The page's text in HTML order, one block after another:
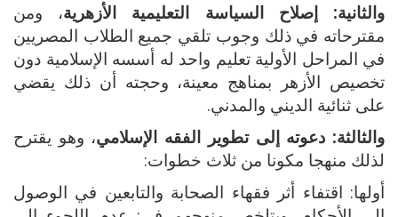
والثانية: إصلاح السياسة التعليمية الأزهرية، ومن
مقترحاته في ذلك وجوب تلقي جميع الطلاب المصريين
في المراحل الأولية تعليم واحد له أسسه الإسلامية دون
تخصيص الأزهر بمناهج معينة، وحجته أن ذلك يقضي
على ثنائية الديني والمدني.
والثالثة: دعوته إلى تطوير الفقه الإسلامي، وهو يقترح
لذلك منهجا مكونا من ثلاث خطوات:
أولها: اقتفاء أثر فقهاء الصحابة والتابعين في الوصول